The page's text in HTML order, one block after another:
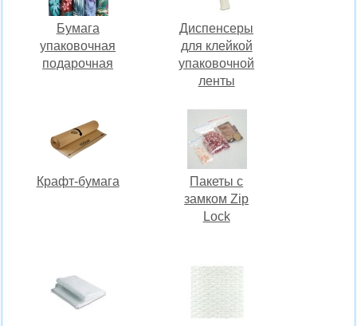
Бумага
упаковочная
подарочная
Диспенсеры
для клейкой
упаковочной
ленты
Крафт-бумага
Пакеты с
замком Zip
Lock